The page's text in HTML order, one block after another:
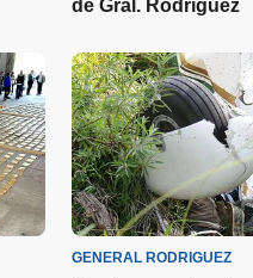
de Gral. Rodríguez
GENERAL RODRIGUEZ